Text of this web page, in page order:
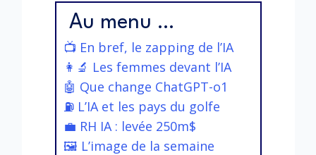
Au menu …
📺 En bref, le zapping de l’IA
👩‍🔬 Les femmes devant l’IA
🤖 Que change ChatGPT-o1
⛽ L’IA et les pays du golfe
💼 RH IA : levée 250m$
🖼️ L’image de la semaine